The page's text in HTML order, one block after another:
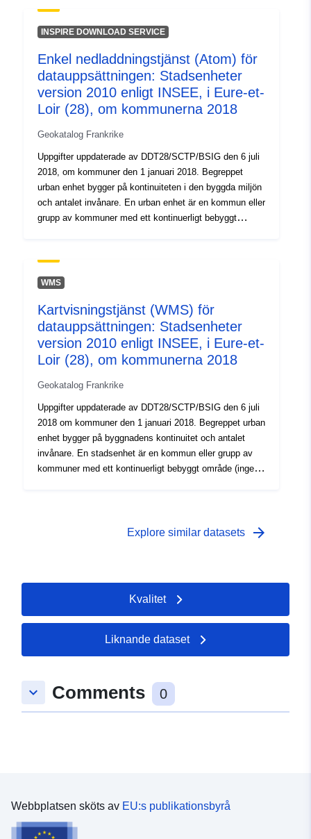
stadsenheten ligger i en enda kommun kallas den en
isolerad stad. Om stadsenheten sträcker sig över flera
koncentrerar mer än hälften av sin befolkning till det
kontinuerliga bebyggda området kallas den en
flerkommun. Urbana enheter, daterade 2010,
upprättades med hänvisning till den befolkning som var
känd vid 2007 års folkräkning.
INSPIRE DOWNLOAD SERVICE
Enkel nedladdningstjänst (Atom) för
datauppsättningen: Stadsenheter
version 2010 enligt INSEE, i Eure-et-
Loir (28), om kommunerna 2018
Geokatalog Frankrike
Uppgifter uppdaterade av DDT28/SCTP/BSIG den 6 juli
2018, om kommuner den 1 januari 2018. Begreppet
urban enhet bygger på kontinuiteten i den byggda miljön
och antalet invånare. En urban enhet är en kommun eller
grupp av kommuner med ett kontinuerligt bebyggt
urbana enheten ligger i en enda kommun, kallas det en
isolerad stad. Om stadsenheten sträcker sig över flera
koncentrerar mer än hälften av sin befolkning i det
kontinuerliga bebyggda området, kallas det en
multikommunal tätort. De urbana enheterna, daterade
2010, fastställdes med hänvisning till den befolkning
som var känd i folkräkningen 2007.
WMS
Kartvisningstjänst (WMS) för
datauppsättningen: Stadsenheter
version 2010 enligt INSEE, i Eure-et-
Loir (28), om kommunerna 2018
Geokatalog Frankrike
Uppgifter uppdaterade av DDT28/SCTP/BSIG den 6 juli
2018 om kommuner den 1 januari 2018. Begreppet urban
enhet bygger på byggnadens kontinuitet och antalet
invånare. En stadsenhet är en kommun eller grupp av
kommuner med ett kontinuerligt bebyggt område (ingen
stadsenheten sträcker sig över flera kommuner, och var
den befolkning som var känd i 2007 års folkräkning.
Explore similar datasets arrow_forward
Kvalitet
Liknande dataset
keyboard_arrow_down Comments 0
Webbplatsen sköts av EU:s publikationsbyrå